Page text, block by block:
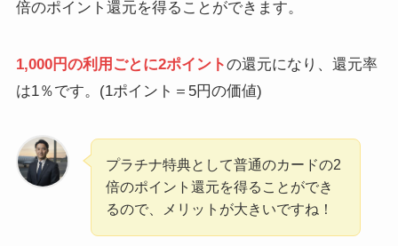
倍のポイント還元を得ることができます。
1,000円の利用ごとに2ポイントの還元になり、還元率
は1％です。(1ポイント＝5円の価値)
プラチナ特典として普通のカードの2
倍のポイント還元を得ることができ
るので、メリットが大きいですね！